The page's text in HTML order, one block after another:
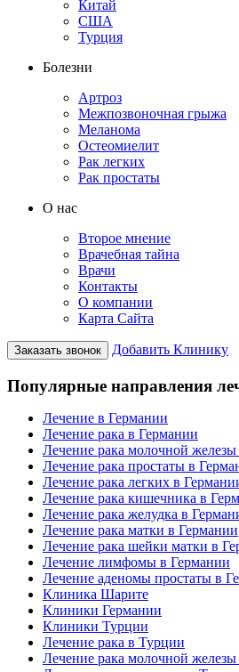
Китай
США
Турция
Болезни
Артроз
Межпозвоночная грыжа
Меланома
Остеомиелит
Рак легких
Рак простаты
О нас
Второе мнение
Врачебная тайна
Врачи
Контакты
О компании
Карта Сайта
Заказать звонок Добавить Клинику
Популярные направления
Лечение в Германии
Лечение рака в Германии
Лечение рака молочной
Лечение рака простаты в
Лечение рака легких в
Лечение рака кишечника в
Лечение рака желудка в
Лечение рака матки в Германии
Лечение рака шейки матки в
Лечение лимфомы в Германии
Лечение аденомы простаты в
Клиника Шарите
Клиники Германии
Клиники Турции
Лечение рака в Турции
Лечение рака молочной